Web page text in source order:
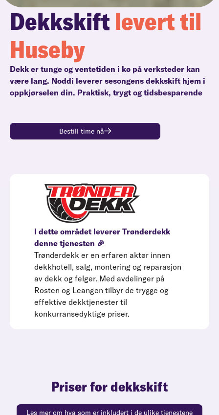
Dekkskift levert til
Huseby
Dekk er tunge og ventetiden i kø på verksteder kan
være lang. Noddi leverer sesongens dekkskift hjem i
oppkjørselen din. Praktisk, trygt og tidsbesparende
Bestill time nå
I dette området leverer Trønderdekk
denne tjenesten 🎉
Trønderdekk er en erfaren aktør innen
dekkhotell, salg, montering og reparasjon
av dekk og felger. Med avdelinger på
Rosten og Leangen tilbyr de trygge og
effektive dekktjenester til
konkurransedyktige priser.
Priser for dekkskift
Les mer om hva som er inkludert i de ulike tjenestene